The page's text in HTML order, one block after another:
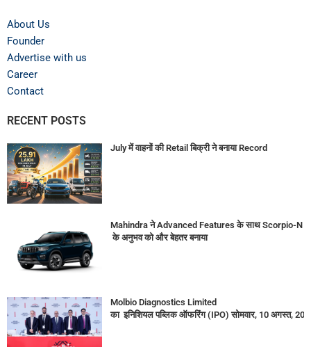
About Us
Founder
Advertise with us
Career
Contact
RECENT POSTS
July में वाहनों की Retail बिक्री ने बनाया Record
Mahindra ने Advanced Features के साथ Scorpio-N
के अनुभव को और बेहतर बनाया
Molbio Diagnostics Limited
का इनिशियल पब्लिक ऑफरिंग (IPO) सोमवार, 10 अगस्त,